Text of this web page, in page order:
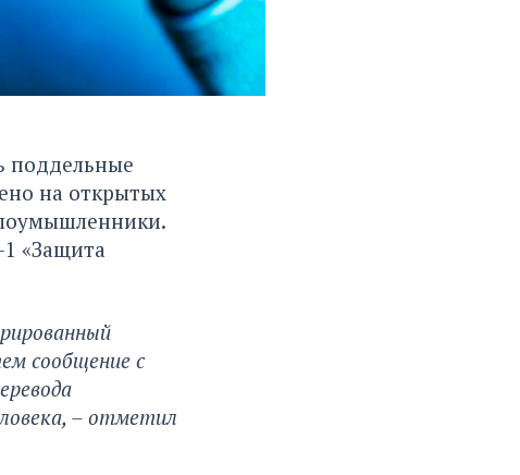
поддельные
на открытых
«Защита
сообщение с
– отметил